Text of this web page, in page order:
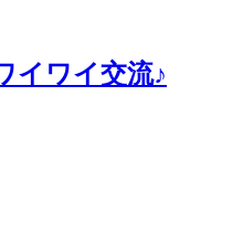
イワイ交流♪